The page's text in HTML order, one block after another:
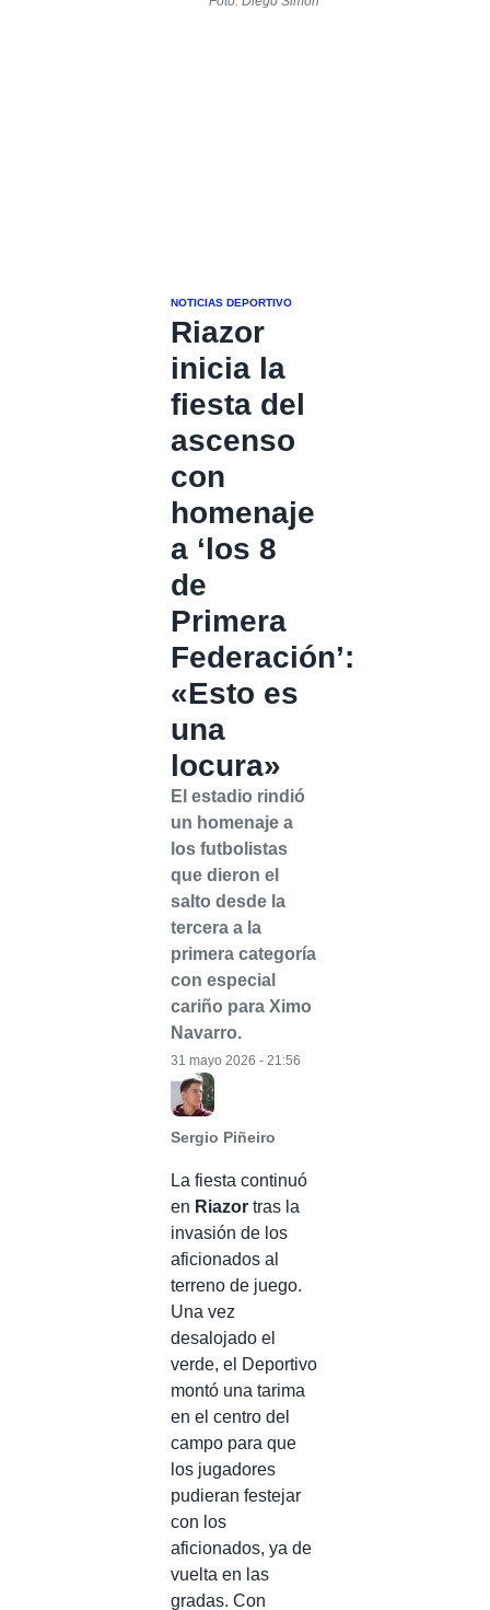
NOTICIAS DEPORTIVO
Riazor
inicia la
fiesta del
ascenso
con
homenaje
a ‘los 8
de
Primera
Federación’:
«Esto es
una
locura»
El estadio rindió
un homenaje a
los futbolistas
que dieron el
salto desde la
tercera a la
primera categoría
con especial
cariño para Ximo
Navarro.
Sergio Piñeiro
31 mayo 2026 - 21:56
La fiesta continuó
en Riazor tras la
invasión de los
aficionados al
terreno de juego.
Una vez
desalojado el
verde, el Deportivo
montó una tarima
en el centro del
campo para que
los jugadores
pudieran festejar
con los
aficionados, ya de
vuelta en las
gradas. Con